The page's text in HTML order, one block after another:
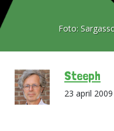
Foto:
Steeph
23 april